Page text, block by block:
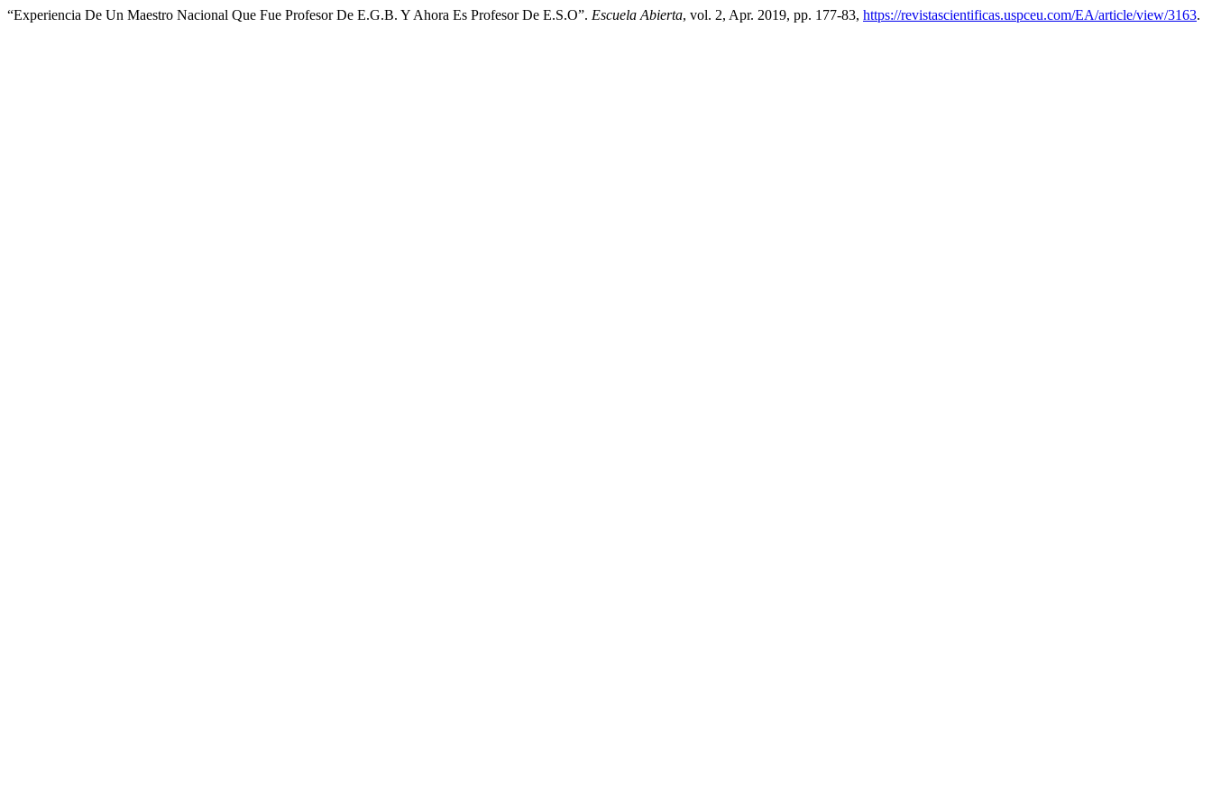
“Experiencia De Un Maestro Nacional Que Fue Profesor De E.G.B. Y Ahora Es Profesor De E.S.O”. Escuela Abierta, vol. 2, Apr. 2019, pp. 177-83, https://revistascientificas.uspceu.com/EA/article/view/3163.